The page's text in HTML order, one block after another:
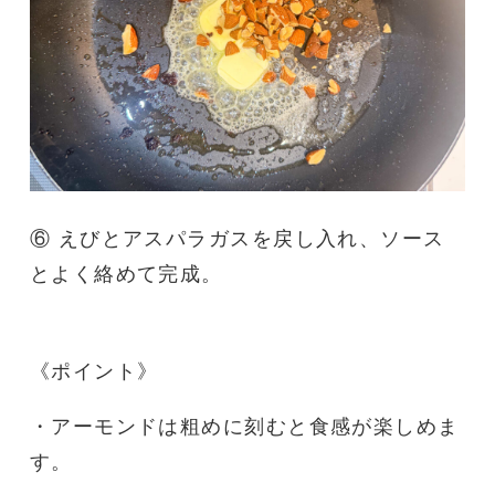
⑥ えびとアスパラガスを戻し入れ、ソース
とよく絡めて完成。
《ポイント》
・アーモンドは粗めに刻むと食感が楽しめま
す。